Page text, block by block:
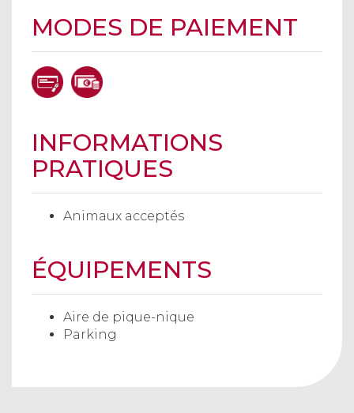
MODES DE PAIEMENT
INFORMATIONS
PRATIQUES
Animaux acceptés
ÉQUIPEMENTS
Aire de pique-nique
Parking